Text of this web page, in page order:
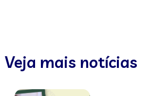
Veja mais notícias